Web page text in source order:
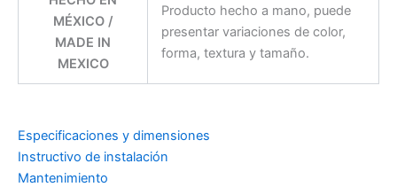
MÉXICO /
MADE IN
MEXICO
Producto hecho a mano, puede
presentar variaciones de color,
forma, textura y tamaño.
Especificaciones y dimensiones
Instructivo de instalación
Mantenimiento